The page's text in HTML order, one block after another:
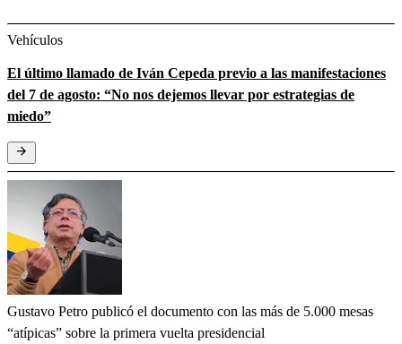
Vehículos
El último llamado de Iván Cepeda previo a las manifestaciones
del 7 de agosto: “No nos dejemos llevar por estrategias de
miedo”
Gustavo Petro publicó el documento con las más de 5.000 mesas
“atípicas” sobre la primera vuelta presidencial